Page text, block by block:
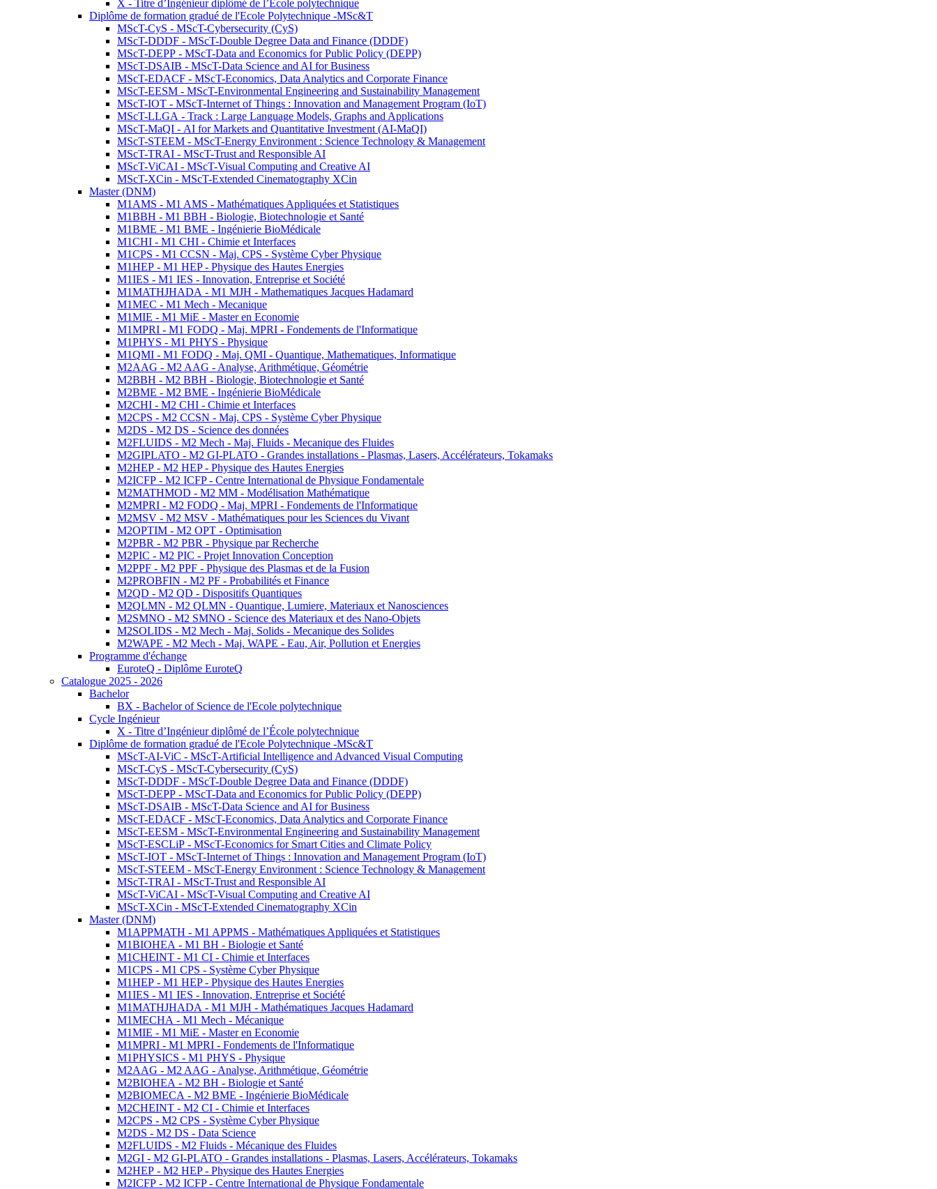
X - Titre d’Ingénieur diplômé de l’École polytechnique
Diplôme de formation gradué de l'Ecole Polytechnique -MSc&T
MScT-CyS - MScT-Cybersecurity (CyS)
MScT-DDDF - MScT-Double Degree Data and Finance (DDDF)
MScT-DEPP - MScT-Data and Economics for Public Policy (DEPP)
MScT-DSAIB - MScT-Data Science and AI for Business
MScT-EDACF - MScT-Economics, Data Analytics and Corporate Finance
MScT-EESM - MScT-Environmental Engineering and Sustainability Management
MScT-IOT - MScT-Internet of Things : Innovation and Management Program (IoT)
MScT-LLGA - Track : Large Language Models, Graphs and Applications
MScT-MaQI - AI for Markets and Quantitative Investment (AI-MaQI)
MScT-STEEM - MScT-Energy Environment : Science Technology & Management
MScT-TRAI - MScT-Trust and Responsible AI
MScT-ViCAI - MScT-Visual Computing and Creative AI
MScT-XCin - MScT-Extended Cinematography XCin
Master (DNM)
M1AMS - M1 AMS - Mathématiques Appliquées et Statistiques
M1BBH - M1 BBH - Biologie, Biotechnologie et Santé
M1BME - M1 BME - Ingénierie BioMédicale
M1CHI - M1 CHI - Chimie et Interfaces
M1CPS - M1 CCSN - Maj. CPS - Système Cyber Physique
M1HEP - M1 HEP - Physique des Hautes Energies
M1IES - M1 IES - Innovation, Entreprise et Société
M1MATHJHADA - M1 MJH - Mathematiques Jacques Hadamard
M1MEC - M1 Mech - Mecanique
M1MIE - M1 MiE - Master en Economie
M1MPRI - M1 FODQ - Maj. MPRI - Fondements de l'Informatique
M1PHYS - M1 PHYS - Physique
M1QMI - M1 FODQ - Maj. QMI - Quantique, Mathematiques, Informatique
M2AAG - M2 AAG - Analyse, Arithmétique, Géométrie
M2BBH - M2 BBH - Biologie, Biotechnologie et Santé
M2BME - M2 BME - Ingénierie BioMédicale
M2CHI - M2 CHI - Chimie et Interfaces
M2CPS - M2 CCSN - Maj. CPS - Système Cyber Physique
M2DS - M2 DS - Science des données
M2FLUIDS - M2 Mech - Maj. Fluids - Mecanique des Fluides
M2GIPLATO - M2 GI-PLATO - Grandes installations - Plasmas, Lasers, Accélérateurs, Tokamaks
M2HEP - M2 HEP - Physique des Hautes Energies
M2ICFP - M2 ICFP - Centre International de Physique Fondamentale
M2MATHMOD - M2 MM - Modélisation Mathématique
M2MPRI - M2 FODQ - Maj. MPRI - Fondements de l'Informatique
M2MSV - M2 MSV - Mathématiques pour les Sciences du Vivant
M2OPTIM - M2 OPT - Optimisation
M2PBR - M2 PBR - Physique par Recherche
M2PIC - M2 PIC - Projet Innovation Conception
M2PPF - M2 PPF - Physique des Plasmas et de la Fusion
M2PROBFIN - M2 PF - Probabilités et Finance
M2QD - M2 QD - Dispositifs Quantiques
M2QLMN - M2 QLMN - Quantique, Lumiere, Materiaux et Nanosciences
M2SMNO - M2 SMNO - Science des Materiaux et des Nano-Objets
M2SOLIDS - M2 Mech - Maj. Solids - Mecanique des Solides
M2WAPE - M2 Mech - Maj. WAPE - Eau, Air, Pollution et Energies
Programme d'échange
EuroteQ - Diplôme EuroteQ
Catalogue 2025 - 2026
Bachelor
BX - Bachelor of Science de l'Ecole polytechnique
Cycle Ingénieur
X - Titre d’Ingénieur diplômé de l’École polytechnique
Diplôme de formation gradué de l'Ecole Polytechnique -MSc&T
MScT-AI-ViC - MScT-Artificial Intelligence and Advanced Visual Computing
MScT-CyS - MScT-Cybersecurity (CyS)
MScT-DDDF - MScT-Double Degree Data and Finance (DDDF)
MScT-DEPP - MScT-Data and Economics for Public Policy (DEPP)
MScT-DSAIB - MScT-Data Science and AI for Business
MScT-EDACF - MScT-Economics, Data Analytics and Corporate Finance
MScT-EESM - MScT-Environmental Engineering and Sustainability Management
MScT-ESCLiP - MScT-Economics for Smart Cities and Climate Policy
MScT-IOT - MScT-Internet of Things : Innovation and Management Program (IoT)
MScT-STEEM - MScT-Energy Environment : Science Technology & Management
MScT-TRAI - MScT-Trust and Responsible AI
MScT-ViCAI - MScT-Visual Computing and Creative AI
MScT-XCin - MScT-Extended Cinematography XCin
Master (DNM)
M1APPMATH - M1 APPMS - Mathématiques Appliquées et Statistiques
M1BIOHEA - M1 BH - Biologie et Santé
M1CHEINT - M1 CI - Chimie et Interfaces
M1CPS - M1 CPS - Système Cyber Physique
M1HEP - M1 HEP - Physique des Hautes Energies
M1IES - M1 IES - Innovation, Entreprise et Société
M1MATHJHADA - M1 MJH - Mathématiques Jacques Hadamard
M1MECHA - M1 Mech - Mécanique
M1MIE - M1 MiE - Master en Economie
M1MPRI - M1 MPRI - Fondements de l'Informatique
M1PHYSICS - M1 PHYS - Physique
M2AAG - M2 AAG - Analyse, Arithmétique, Géométrie
M2BIOHEA - M2 BH - Biologie et Santé
M2BIOMECA - M2 BME - Ingénierie BioMédicale
M2CHEINT - M2 CI - Chimie et Interfaces
M2CPS - M2 CPS - Système Cyber Physique
M2DS - M2 DS - Data Science
M2FLUIDS - M2 Fluids - Mécanique des Fluides
M2GI - M2 GI-PLATO - Grandes installations - Plasmas, Lasers, Accélérateurs, Tokamaks
M2HEP - M2 HEP - Physique des Hautes Energies
M2ICFP - M2 ICFP - Centre International de Physique Fondamentale